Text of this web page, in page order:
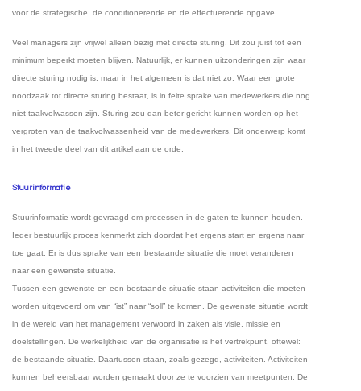
voor de strategische, de conditionerende en de effectuerende opgave.
Veel managers zijn vrijwel alleen bezig met directe sturing. Dit zou juist tot een
minimum beperkt moeten blijven. Natuurlijk, er kunnen uitzonderingen zijn waar
directe sturing nodig is, maar in het algemeen is dat niet zo. Waar een grote
noodzaak tot directe sturing bestaat, is in feite sprake van medewerkers die nog
niet taakvolwassen zijn. Sturing zou dan beter gericht kunnen worden op het
vergroten van de taakvolwassenheid van de medewerkers. Dit onderwerp komt
in het tweede deel van dit artikel aan de orde.
Stuurinformatie
Stuurinformatie wordt gevraagd om processen in de gaten te kunnen houden.
Ieder bestuurlijk proces kenmerkt zich doordat het ergens start en ergens naar
toe gaat. Er is dus sprake van een bestaande situatie die moet veranderen
naar een gewenste situatie.
Tussen een gewenste en een bestaande situatie staan activiteiten die moeten
worden uitgevoerd om van “ist” naar “soll” te komen. De gewenste situatie wordt
in de wereld van het management verwoord in zaken als visie, missie en
doelstellingen. De werkelijkheid van de organisatie is het vertrekpunt, oftewel:
de bestaande situatie. Daartussen staan, zoals gezegd, activiteiten. Activiteiten
kunnen beheersbaar worden gemaakt door ze te voorzien van meetpunten. De